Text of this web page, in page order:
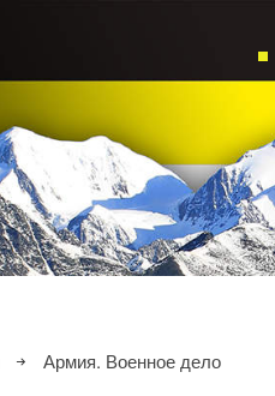
Армия. Военное дело